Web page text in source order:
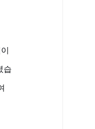
습